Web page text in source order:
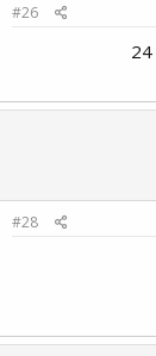
#26
#28